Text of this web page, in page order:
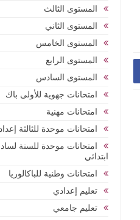
المستوى الثالث
المستوى الثاني
المستوى الخامس
المستوى الرابع
المستوى السادس
امتحانات جهوية للأولى باك
امتحانات مهنية
امتحانات موحدة للثالثة
امتحانات موحدة للسنة
ابتدائي
امتحانات وطنية للباكالوريا
تعليم إعدادي
تعليم جامعي